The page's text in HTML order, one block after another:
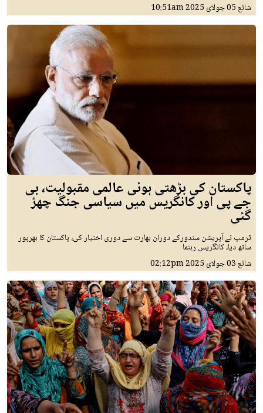
شائع05 جولائ 2025 10:51am
پاکستان کی بڑھتی ہوئی عالمی مقبولیت، بی
جے پی اور کانگریس میں سیاسی جنگ چھڑ
گئی
ٹرمپ نے آپریشن سندورکے دوران بھارت سے دوری اختیار کی، پاکستان کا بھرپور
ساتھ دیا، کانگریس رہنما
شائع03 جولائ 2025 02:12pm